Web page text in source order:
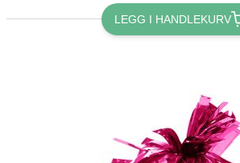
LEGG I HANDLEKURV